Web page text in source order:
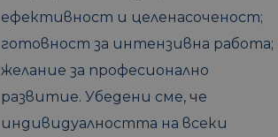
ефективност и целенасоченост;
готовност за интензивна работа;
желание за професионално
развитие. Убедени сме, че
индивидуалността на всеки